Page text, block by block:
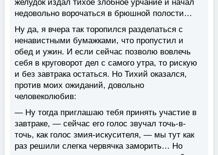
желудок издал тихое злобное урчание и начал
недовольно ворочаться в брюшной полости…
Ну да, я вчера так торопился разделаться с
ненавистными бумажками, что пропустил и
обед и ужин. И если сейчас позволю вовлечь
себя в круговорот дел с самого утра, то рискую
и без завтрака остаться. Но Тихий оказался,
против моих ожиданий, довольно
человеколюбив:
— Ну тогда приглашаю тебя принять участие в
завтраке, — сейчас его голос звучал точь-в-
точь, как голос змия-искусителя, — мы тут как
раз решили слегка червячка заморить… Но